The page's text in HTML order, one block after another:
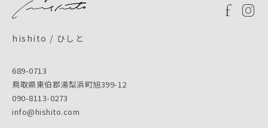
hishito / ひしと
689-0713
鳥取県東伯郡湯梨浜町旭399-12
090-8113-0273
info@hishito.com